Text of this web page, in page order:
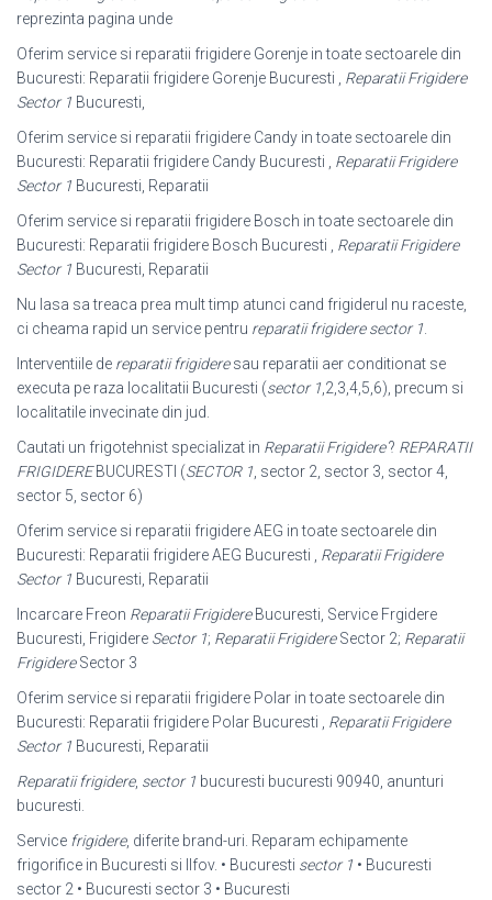
reprezinta pagina unde
Oferim service si reparatii frigidere Gorenje in toate sectoarele din
Bucuresti: Reparatii frigidere Gorenje Bucuresti , Reparatii Frigidere
Sector 1 Bucuresti,
Oferim service si reparatii frigidere Candy in toate sectoarele din
Bucuresti: Reparatii frigidere Candy Bucuresti , Reparatii Frigidere
Sector 1 Bucuresti, Reparatii
Oferim service si reparatii frigidere Bosch in toate sectoarele din
Bucuresti: Reparatii frigidere Bosch Bucuresti , Reparatii Frigidere
Sector 1 Bucuresti, Reparatii
Nu lasa sa treaca prea mult timp atunci cand frigiderul nu raceste,
ci cheama rapid un service pentru reparatii frigidere sector 1.
Interventiile de reparatii frigideresau reparatii aer conditionat se
executa pe raza localitatii Bucuresti (sector 1,2,3,4,5,6), precum si
localitatile invecinate din jud.
Cautati un frigotehnist specializat in Reparatii Frigidere? REPARATII
FRIGIDEREBUCURESTI (SECTOR 1, sector 2, sector 3, sector 4,
sector 5, sector 6)
Oferim service si reparatii frigidere AEG in toate sectoarele din
Bucuresti: Reparatii frigidere AEG Bucuresti , Reparatii Frigidere
Sector 1 Bucuresti, Reparatii
Incarcare Freon Reparatii FrigidereBucuresti, Service Frgidere
Bucuresti, Frigidere Sector 1; Reparatii FrigidereSector 2; Reparatii
FrigidereSector 3
Oferim service si reparatii frigidere Polar in toate sectoarele din
Bucuresti: Reparatii frigidere Polar Bucuresti , Reparatii Frigidere
Sector 1 Bucuresti, Reparatii
Reparatii frigidere, sector 1 bucuresti bucuresti 90940, anunturi
bucuresti.
Service frigidere, diferite brand-uri. Reparam echipamente
frigorifice in Bucuresti si Ilfov. • Bucuresti sector 1 • Bucuresti
sector 2 • Bucuresti sector 3 • Bucuresti